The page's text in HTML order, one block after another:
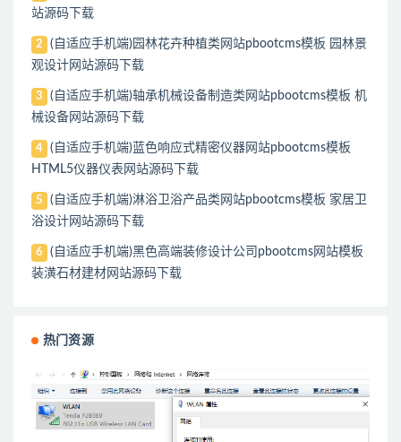
站源码下载
2
(自适应手机端)园林花卉种植类网站pbootcms模板 园林景
观设计网站源码下载
3
(自适应手机端)轴承机械设备制造类网站pbootcms模板 机
械设备网站源码下载
4
(自适应手机端)蓝色响应式精密仪器网站pbootcms模板
HTML5仪器仪表网站源码下载
5
(自适应手机端)淋浴卫浴产品类网站pbootcms模板 家居卫
浴设计网站源码下载
6
(自适应手机端)黑色高端装修设计公司pbootcms网站模板
装潢石材建材网站源码下载
热门资源